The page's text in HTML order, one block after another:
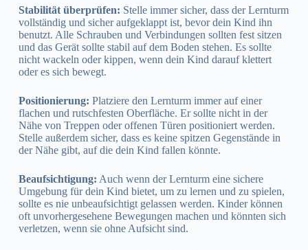
Stabilität überprüfen: Stelle immer sicher, dass der Lernturm
vollständig und sicher aufgeklappt ist, bevor dein Kind ihn
benutzt. Alle Schrauben und Verbindungen sollten fest sitzen
und das Gerät sollte stabil auf dem Boden stehen. Es sollte
nicht wackeln oder kippen, wenn dein Kind darauf klettert
oder es sich bewegt.
Positionierung: Platziere den Lernturm immer auf einer
flachen und rutschfesten Oberfläche. Er sollte nicht in der
Nähe von Treppen oder offenen Türen positioniert werden.
Stelle außerdem sicher, dass es keine spitzen Gegenstände in
der Nähe gibt, auf die dein Kind fallen könnte.
Beaufsichtigung: Auch wenn der Lernturm eine sichere
Umgebung für dein Kind bietet, um zu lernen und zu spielen,
sollte es nie unbeaufsichtigt gelassen werden. Kinder können
oft unvorhergesehene Bewegungen machen und könnten sich
verletzen, wenn sie ohne Aufsicht sind.